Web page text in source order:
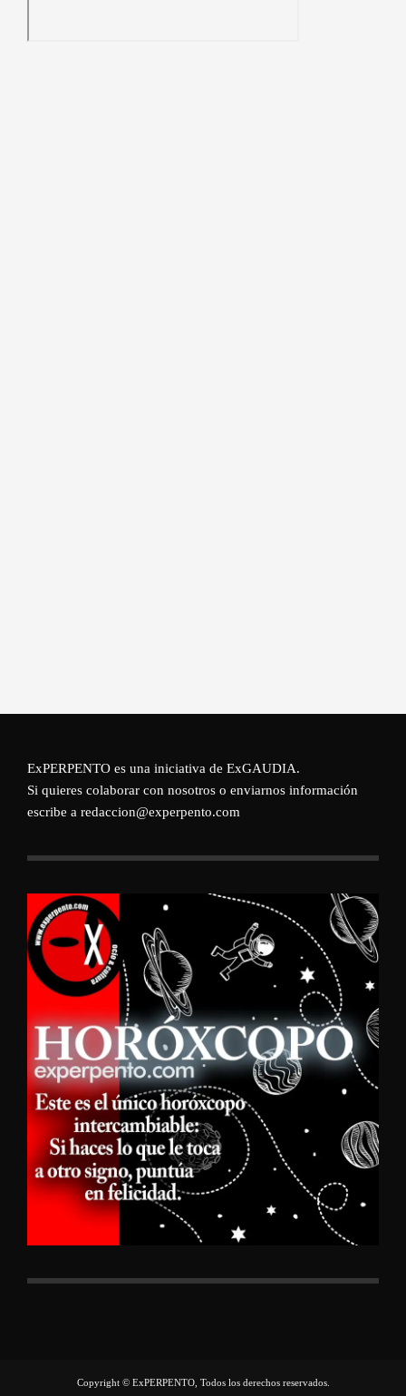
ExPERPENTO es una iniciativa de ExGAUDIA.
Si quieres colaborar con nosotros o enviarnos información
escribe a redaccion@experpento.com
Copyright © ExPERPENTO, Todos los derechos reservados.